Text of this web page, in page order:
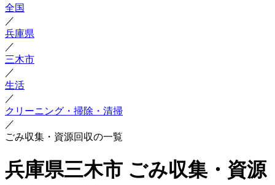
全国
／
兵庫県
／
三木市
／
生活
／
クリーニング・掃除・清掃
／
ごみ収集・資源回収の一覧
兵庫県三木市 ごみ収集・資源